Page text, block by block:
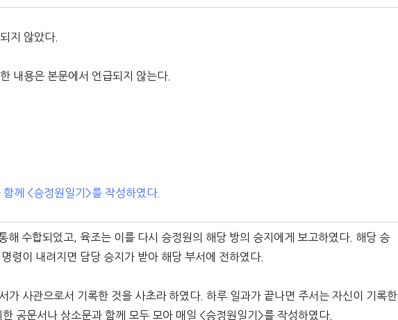
지 않았다.
내용은 본문에서 언급되지 않는다.
께 <승정원일기>를 작성하였다.
해 수합되었고, 육조는 이를 다시 승정원의 해당 방의 승지에게 보고하였다. 해당 승
령이 내려지면 담당 승지가 받아 해당 부서에 전하였다.
가 사관으로서 기록한 것을 사초라 하였다. 하루 일과가 끝나면 주서는 자신이 기록한
공문서나 상소문과 함께 모두 모아 매일 <승정원일기>를 작성하였다.